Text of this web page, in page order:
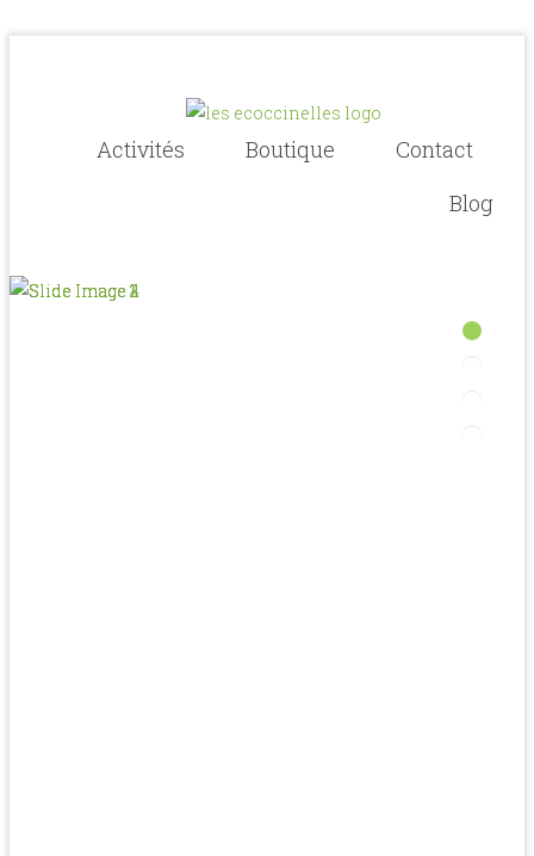
Activités Boutique
Contact
Blog